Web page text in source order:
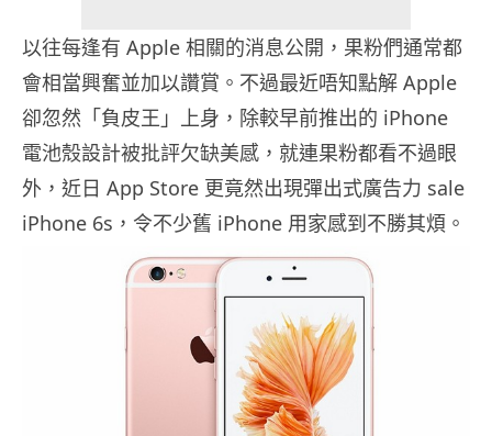
以往每逢有 Apple 相關的消息公開，果粉們通常都
會相當興奮並加以讚賞。不過最近唔知點解 Apple
卻忽然「負皮王」上身，除較早前推出的 iPhone
電池殼設計被批評欠缺美感，就連果粉都看不過眼
外，近日 App Store 更竟然出現彈出式廣告力 sale
iPhone 6s，令不少舊 iPhone 用家感到不勝其煩。